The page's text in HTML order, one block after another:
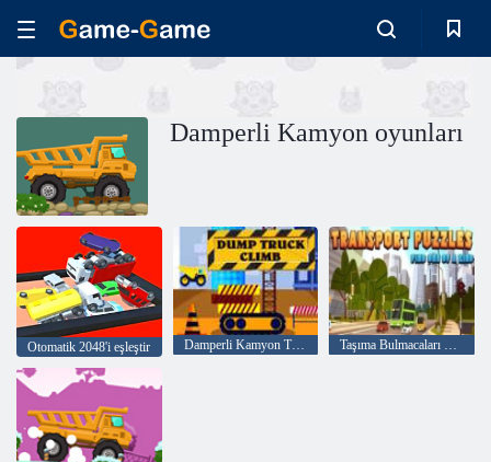
Damperli Kamyon oyunları
Otomatik 2048'i eşleştir Damperli Kamyon Tırmanışı Taşıma Bulmacaları bir tür bulmak